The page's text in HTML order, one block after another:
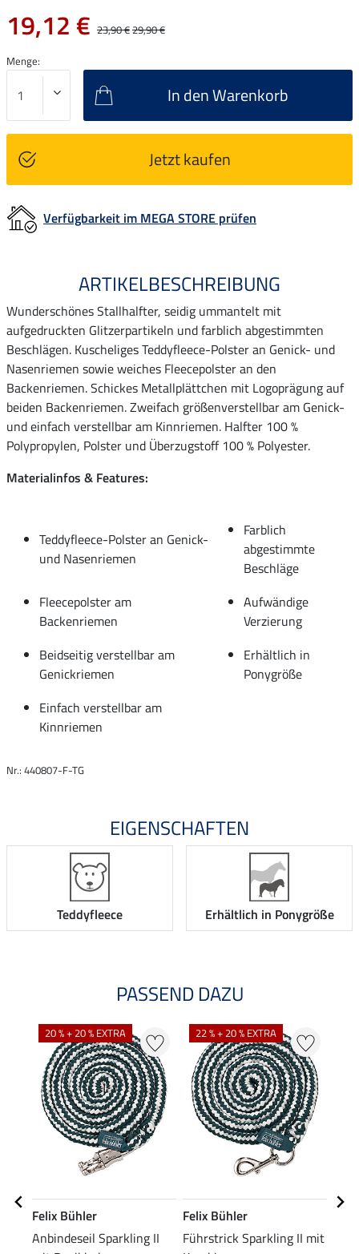
19,12 € 23,90 €29,90 €
Menge:
In den Warenkorb
Jetzt kaufen
Verfügbarkeit im MEGA STORE prüfen
ARTIKELBESCHREIBUNG
Wunderschönes Stallhalfter, seidig ummantelt mit
aufgedruckten Glitzerpartikeln und farblich abgestimmten
Beschlägen. Kuscheliges Teddyfleece-Polster an Genick- und
Nasenriemen sowie weiches Fleecepolster an den
Backenriemen. Schickes Metallplättchen mit Logoprägung auf
beiden Backenriemen. Zweifach größenverstellbar am Genick-
und einfach verstellbar am Kinnriemen. Halfter 100 %
Polypropylen, Polster und Überzugstoff 100 % Polyester.
Materialinfos & Features:
Teddyfleece-Polster an Genick-
und Nasenriemen
Farblich
abgestimmte
Beschläge
Fleecepolster am
Backenriemen
Aufwändige
Verzierung
Beidseitig verstellbar am
Genickriemen
Erhältlich in
Ponygröße
Einfach verstellbar am
Kinnriemen
Nr.: 440807-F-TG
EIGENSCHAFTEN
Teddyfleece Erhältlich in Ponygröße
PASSEND DAZU
20 % + 20 % EXTRA
Felix Bühler
Anbindeseil Sparkling II
22 % + 20 % EXTRA
Felix Bühler
Führstrick Sparkling II mit